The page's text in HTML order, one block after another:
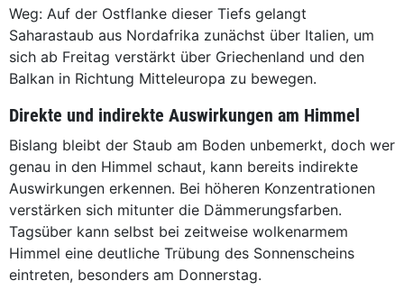
Weg: Auf der Ostflanke dieser Tiefs gelangt
Saharastaub aus Nordafrika zunächst über Italien, um
sich ab Freitag verstärkt über Griechenland und den
Balkan in Richtung Mitteleuropa zu bewegen.
Direkte und indirekte Auswirkungen am Himmel
Bislang bleibt der Staub am Boden unbemerkt, doch wer
genau in den Himmel schaut, kann bereits indirekte
Auswirkungen erkennen. Bei höheren Konzentrationen
verstärken sich mitunter die Dämmerungsfarben.
Tagsüber kann selbst bei zeitweise wolkenarmem
Himmel eine deutliche Trübung des Sonnenscheins
eintreten, besonders am Donnerstag.